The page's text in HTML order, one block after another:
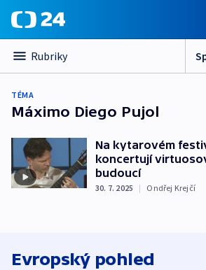
Rubriky
TÉMA
Máximo Diego Pujol
Na kytarovém
koncertují
budoucí
30. 7. 2025 | Ondřej Krejčí
Evropský pohled